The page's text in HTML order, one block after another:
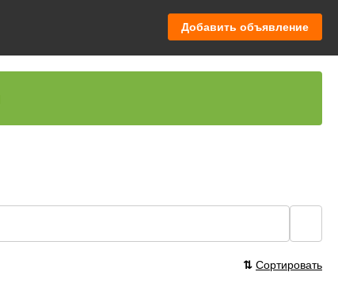
Добавить объявление
⇅ Сортировать